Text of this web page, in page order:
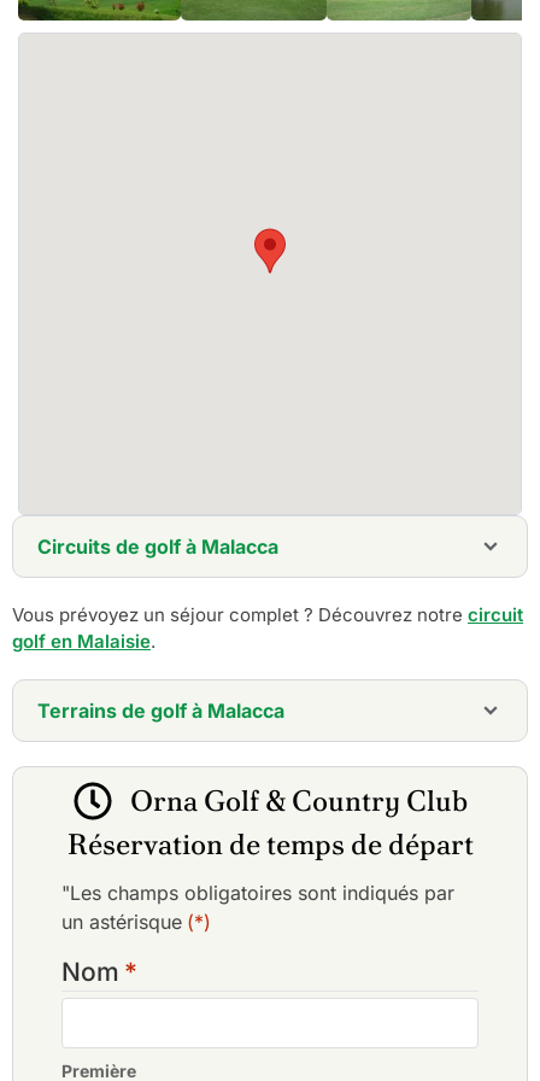
le parcours de golf, mais sans porc au menu. Les
autres installations comprennent une terrasse pour les
L'Orna Golf & Country Club les installations suivantes :
hébergement, restaurants, piscine. Un practice est
Circuits de golf à Malacca
14 jours - Best of Malaysia Golf Holiday
Vous prévoyez un séjour complet ? Découvrez notre circuit
golf en Malaisie.
Terrains de golf à Malacca
Ayer Keroh Country Club
Gemas Golf Resort
Orna Golf & Country Club
Tiara Melaka Golf & Country Club
Orna Golf & Country Club
Réservation de temps de départ
"Les champs obligatoires sont indiqués par
un astérisque (*)
Nom *
Première